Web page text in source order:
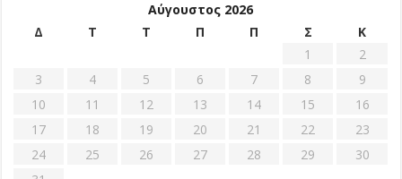
Αύγουστος 2026
Δ
Τ Τ Π Π Σ
Κ
1
2
3
4 5 6 7 8
9
10
11 12 13 14 15
16
17
18 19 20 21 22
23
24
25 26 27 28 29
30